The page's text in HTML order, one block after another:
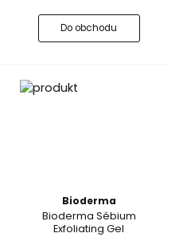
Do obchodu
Bioderma
Bioderma Sébium
Exfoliating Gel